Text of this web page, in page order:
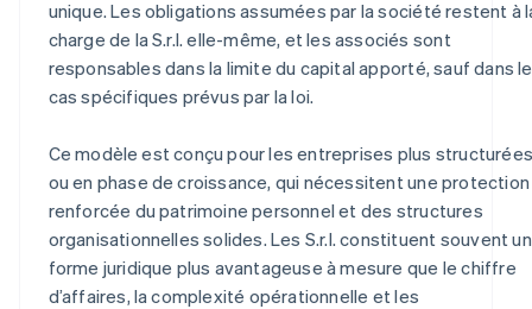
unique. Les obligations assumées par la société restent à
charge de la S.r.l. elle-même, et les associés sont
responsables dans la limite du capital apporté, sauf dans
cas spécifiques prévus par la loi.
Ce modèle est conçu pour les entreprises plus structurées
ou en phase de croissance, qui nécessitent une protection
renforcée du patrimoine personnel et des structures
organisationnelles solides. Les S.r.l. constituent souvent
forme juridique plus avantageuse à mesure que le chiffre
d’affaires, la complexité opérationnelle et les